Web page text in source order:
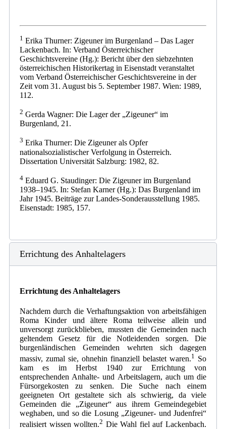
1 Erika Thurner: Zigeuner im Burgenland – Das Lager
Lackenbach. In: Verband Österreichischer
Geschichtsvereine (Hg.): Bericht über den siebzehnten
österreichischen Historikertag in Eisenstadt veranstaltet
vom Verband Österreichischer Geschichtsvereine in der
Zeit vom 31. August bis 5. September 1987. Wien: 1989,
112.
2 Gerda Wagner: Die Lager der „Zigeuner“ im
Burgenland, 21.
3 Erika Thurner: Die Zigeuner als Opfer
nationalsozialistischer Verfolgung in Österreich.
Dissertation Universität Salzburg: 1982, 82.
4 Eduard G. Staudinger: Die Zigeuner im Burgenland
1938–1945. In: Stefan Karner (Hg.): Das Burgenland im
Jahr 1945. Beiträge zur Landes-Sonderausstellung 1985.
Eisenstadt: 1985, 157.
Errichtung des Anhaltelagers
Errichtung des Anhaltelagers
Nachdem durch die Verhaftungsaktion von arbeitsfähigen
Roma Kinder und ältere Roma teilweise allein und
unversorgt zurückblieben, mussten die Gemeinden nach
geltendem Gesetz für die Notleidenden sorgen. Die
burgenländischen Gemeinden wehrten sich dagegen
massiv, zumal sie, ohnehin finanziell belastet waren.1
So
kam es im Herbst 1940 zur Errichtung von
entsprechenden Anhalte- und Arbeitslagern, auch um die
Fürsorgekosten zu senken. Die Suche nach einem
geeigneten Ort gestaltete sich als schwierig, da viele
Gemeinden die „Zigeuner“ aus ihrem Gemeindegebiet
weghaben, und so die Losung „Zigeuner- und Judenfrei“
realisiert wissen wollten.2 Die Wahl fiel auf Lackenbach.